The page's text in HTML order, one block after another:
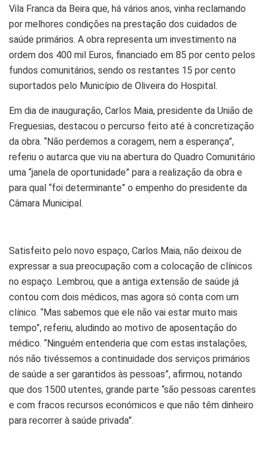
Vila Franca da Beira que, há vários anos, vinha reclamando
por melhores condições na prestação dos cuidados de
saúde primários. A obra representa um investimento na
ordem dos 400 mil Euros, financiado em 85 por cento pelos
fundos comunitários, sendo os restantes 15 por cento
suportados pelo Município de Oliveira do Hospital.
Em dia de inauguração, Carlos Maia, presidente da União de
Freguesias, destacou o percurso feito até à concretização
da obra. “Não perdemos a coragem, nem a esperança”,
referiu o autarca que viu na abertura do Quadro Comunitário
uma “janela de oportunidade” para a realização da obra e
para qual “foi determinante” o empenho do presidente da
Câmara Municipal.
Satisfeito pelo novo espaço, Carlos Maia, não deixou de
expressar a sua preocupação com a colocação de clínicos
no espaço. Lembrou, que a antiga extensão de saúde já
contou com dois médicos, mas agora só conta com um
clínico. “Mas sabemos que ele não vai estar muito mais
tempo”, referiu, aludindo ao motivo de aposentação do
médico. “Ninguém entenderia que com estas instalações,
nós não tivéssemos a continuidade dos serviços primários
de saúde a ser garantidos às pessoas”, afirmou, notando
que dos 1500 utentes, grande parte “são pessoas carentes
e com fracos recursos económicos e que não têm dinheiro
para recorrer à saúde privada”.